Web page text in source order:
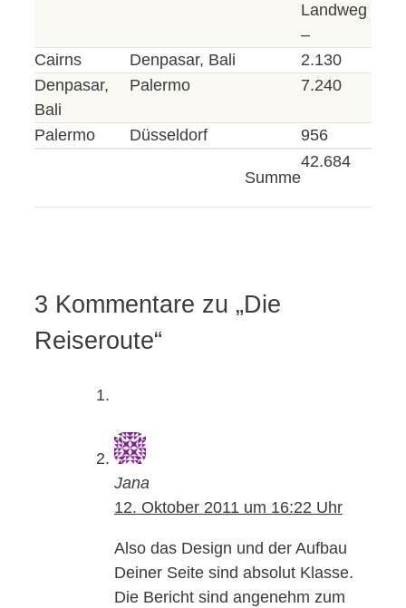
Landweg
–
Cairns
Denpasar, Bali
2.130
Denpasar,
Bali
Palermo 7.240
Palermo Düsseldorf 956
Summe
42.684
3 Kommentare zu „Die
Reiseroute“
Jana
12. Oktober 2011 um 16:22 Uhr
Also das Design und der Aufbau
Deiner Seite sind absolut Klasse.
Die Bericht sind angenehm zum